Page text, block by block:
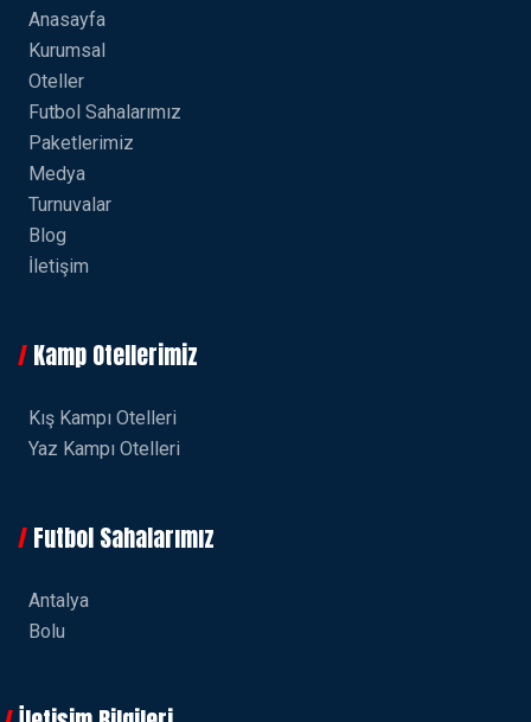
Anasayfa
Kurumsal
Oteller
Futbol Sahalarımız
Paketlerimiz
Medya
Turnuvalar
Blog
İletişim
Kamp Otellerimiz
Kış Kampı Otelleri
Yaz Kampı Otelleri
Futbol Sahalarımız
Antalya
Bolu